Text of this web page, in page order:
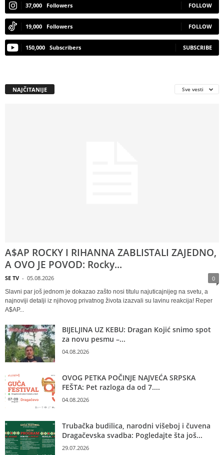
37,000 Followers FOLLOW
19,000 Followers FOLLOW
150,000 Subscribers SUBSCRIBE
NAJČITANIJE Sve vesti
A$AP ROCKY I RIHANNA ZABLISTALI ZAJEDNO,
A OVO JE POVOD: Rocky...
SE TV - 05.08.2026 0
Slavni par još jednom je dokazao zašto nosi titulu najuticajnijeg na svetu, a
najnoviji detalji iz njihovog privatnog života izazvali su lavinu reakcija! Reper
A$AP...
BIJELJINA UZ KEBU: Dragan Kojić snimo spot
za novu pesmu –...
04.08.2026
OVOG PETKA POČINJE NAJVEĆA SRPSKA
FEŠTA: Pet razloga da od 7....
04.08.2026
Trubačka budilica, narodni višeboj i čuvena
Dragačevska svadba: Pogledajte šta još...
29.07.2026